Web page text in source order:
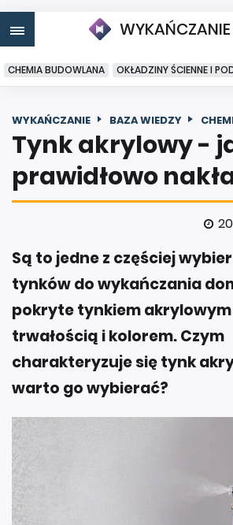
WYKAŃCZANIE
CHEMIA BUDOWLANA OKŁADZINY ŚCIENNE I
WYKAŃCZANIE BAZA WIEDZY
Tynk akrylowy -
prawidłowo
Są to jedne z częściej
tynków do wykańczania
pokryte tynkiem
trwałością i kolorem. Czym
charakteryzuje się tynk
warto go wybierać?